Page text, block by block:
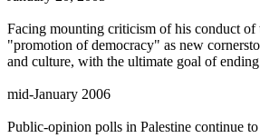
Facing mounting criticism of his conduct of
"promotion of democracy" as new
and culture, with the ultimate goal of
mid-January 2006
Public-opinion polls in Palestine continue